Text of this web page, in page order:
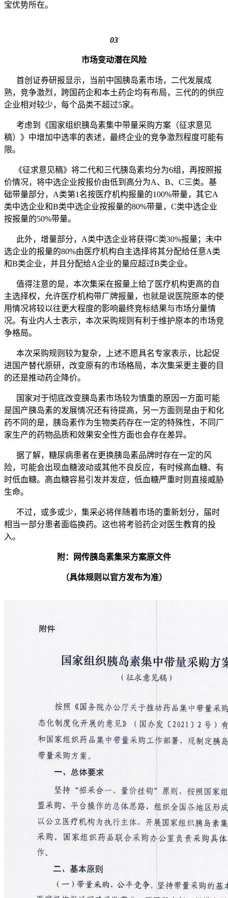
宝优势所在。
03
市场变动潜在风险
首创证券研报显示，当前中国胰岛素市场，二代发展成
熟，竞争激烈，跨国药企和本土药企均有布局，三代的的供应
企业相对较少，每个品类不超过5家。
考虑到《国家组织胰岛素集中带量采购方案（征求意见
稿）》中增加中选率的表述，最终企业的竞争激烈程度可能有
限。
《征求意见稿》将二代和三代胰岛素均分为6组，再按照报
价情况，将中选企业按报价由低到高分为A、B、C三类。基
础带量部分，A类第1名按医疗机构报量的100%带量，其它A
类中选企业和B类中选企业按报量的80%带量，C类中选企业
按报量的50%带量。
此外，增量部分，A类中选企业将获得C类30%报量；未中
选企业的报量的80%由医疗机构自主选择将其分配给任意A类
和B类企业，并且分配给A企业的量应超过B类企业。
值得注意的是，本次集采在报量上给了医疗机构更高的自
主选择权，允许医疗机构带厂牌报量，也就是说医院原本的使
用情况将较以往更大程度的影响最终竞标结果与市场分量情
况。有业内人士表示，本次采购规则有利于维护原本的市场竞
争格局。
本次采购规则较为复杂，上述不愿具名专家表示，比起促
进国产替代原研，改变原有的市场格局，本次集采更主要的目
的还是推动药企降价。
国家对于彻底改变胰岛素市场较为慎重的原因一方面可能
是国产胰岛素的发展情况还有待提高，另一方面则是由于和化
药不同的是，胰岛素作为生物类药存在一定的特殊性，不同厂
家生产的药物品质和效果安全性方面也会存在差异。
据了解，糖尿病患者在更换胰岛素品牌时存在一定的风
险，可能会出现血糖波动或其他不良反应，有时候高血糖、有
时低血糖。高血糖容易引发并发症，低血糖严重时则直接威胁
生命。
不过，或多或少，集采必将伴随着市场的重新划分，届时
相当一部分患者面临换药。这也将考验药企对医生教育的投
入。
附：网传胰岛素集采方案原文件
（具体规则以官方发布为准）